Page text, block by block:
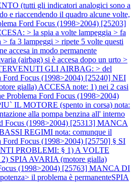
(tutti gli indicatori analogici sono a
e riaccendendo il quadro alcune volte,
Ford Focus (1998>2004) [25203]
> la spia a volte lampeggia > fa
> fa 3 lampeggi > ripete 5 volte questi
accesa in modo permanente
(airbag) si è accesa dopo un urto >
GLI AIRBAG: > del
Ford Focus (1998>2004) [25240] NEI
gialla) ACCESA note: 1) nei 2 casi
Problema Ford Focus (1998>2004)
IL MOTORE (spento in corsa) nota:
alla pompa benzina all' interno
Focus (1998>2004) [25313] MANCA
REGIMI nota: comunque il
Ford Focus (1998>2004) [25750] § SI
PROBLEMI: § 1) A VOLTE
SPIA AVARIA (motore gialla)
(1998>2004) [25763] MANCA DI
il problema è permanenteSPIA